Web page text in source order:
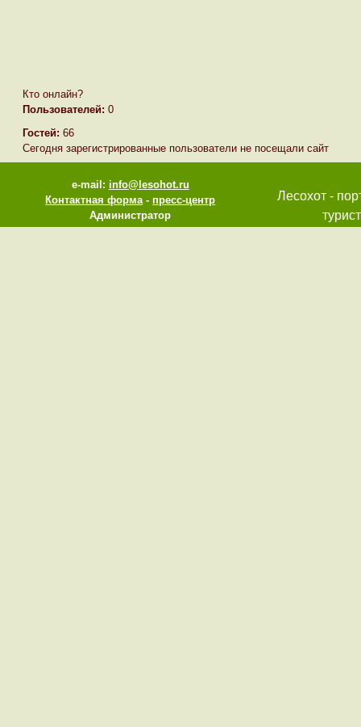
Кто онлайн?
Пользователей: 0
Гостей: 66
Сегодня зарегистрированные пользователи не посещали сайт
e-mail: info@lesohot.ru
Контактная форма-пресс-центр
Администратор
Лесохот -